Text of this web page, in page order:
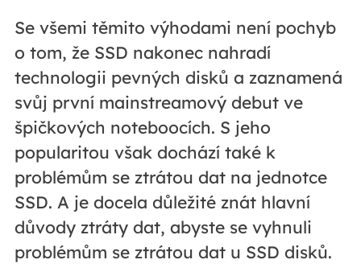
Se všemi těmito výhodami není pochyb
o tom, že SSD nakonec nahradí
technologii pevných disků a zaznamená
svůj první mainstreamový debut ve
špičkových noteboocích. S jeho
popularitou však dochází také k
problémům se ztrátou dat na jednotce
SSD. A je docela důležité znát hlavní
důvody ztráty dat, abyste se vyhnuli
problémům se ztrátou dat u SSD disků.